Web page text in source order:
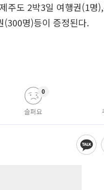
주도 2박3일 여행권(1명
(300명)등이 증정된다.
슬퍼요
0